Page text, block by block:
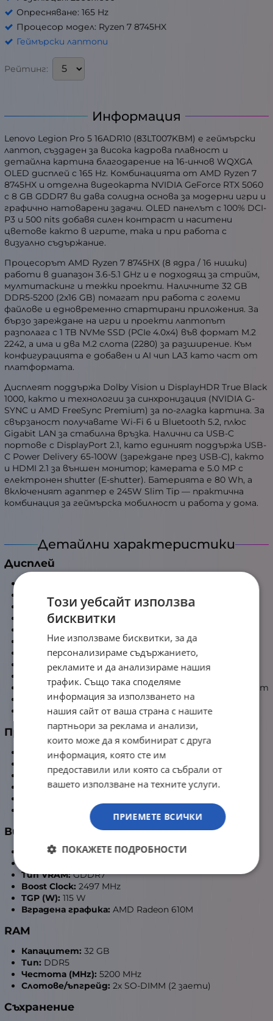
Опресняване: 165 Hz
Процесор модел: Ryzen 7 8745HX
Геймърски лаптопи
Рейтинг:
Информация
Lenovo Legion Pro 5 16ADR10 (83LT007KBM) е геймърски
лаптоп, създаден за висока кадрова плавност и
детайлна картина благодарение на 16-инчов WQXGA
OLED дисплей с 165 Hz. Комбинацията от AMD Ryzen 7
8745HX и отделна видеокарта NVIDIA GeForce RTX 5060
с 8 GB GDDR7 ви дава солидна основа за модерни игри и
графично натоварени задачи. OLED панелът с 100% DCI-
P3 и 500 nits добавя силен контраст и наситени
цветове както в игрите, така и при работа с
визуално съдържание.
Процесорът AMD Ryzen 7 8745HX (8 ядра / 16 нишки)
работи в диапазон 3.6-5.1 GHz и е подходящ за стрийм,
мултитаскинг и тежки проекти. Наличните 32 GB
DDR5-5200 (2x16 GB) помагат при работа с големи
файлове и едновременно стартирани приложения. За
бързо зареждане на игри и проекти лаптопът
разполага с 1 TB NVMe SSD (PCIe 4.0x4) във формат M.2
2242, а има и два M.2 слота (2280) за разширение. Към
конфигурацията е добавен и AI чип LA3 като част от
платформата.
Дисплеят поддържа Dolby Vision и DisplayHDR True Black
1000, както и технологии за синхронизация (NVIDIA G-
SYNC и AMD FreeSync Premium) за по-гладка картина. За
свързаност получавате Wi-Fi 6 и Bluetooth 5.2, плюс
Gigabit LAN за стабилна връзка. Налични са USB-C
портове с DisplayPort 2.1, като единият поддържа USB-
C Power Delivery 65-100W (зареждане през USB-C), както
и HDMI 2.1 за външен монитор; камерата е 5.0 MP с
електронен shutter (E-shutter). Батерията е 80 Wh, а
включеният адаптер е 245W Slim Tip — практична
комбинация за геймърска мобилност и работа у дома.
Детайлни характеристики
Дисплей
Резолюция:
2560x1600 (WQXGA)
Опресняване (Hz):165 Hz
Тип панел:OLED
Покритие:Гланцов
Яркост (nits):500 nits
Цветови обхват: 100% DCI-P3
DisplayHDR True Black 1000
Adaptive Sync:NVIDIA G-SYNC; AMD FreeSync Premium
Dolby Vision:Да
Ниска синя светлина:Да
Процесор
Производител:AMD
Ryzen 7
Модел:Ryzen 7 8745HX
Ядра/нишки: 8C / 16T
8MB L2 / 32MB L3
Видеокарта
Графика (отделна): NVIDIA GeForce RTX 5060
Тип VRAM:GDDR7
Boost Clock: 2497 MHz
TGP (W): 115 W
Вградена графика: AMD Radeon 610M
RAM
Капацитет: 32 GB
Тип: DDR5
Честота (MHz): 5200 MHz
Слотове/ъпгрейд: 2x SO-DIMM (2 заети)
Съхранение
Този уебсайт използва
бисквитки
Ние използваме бисквитки, за да
персонализираме съдържанието,
рекламите и да анализираме нашия
трафик. Също така споделяме
информация за използването на
нашия сайт от ваша страна с нашите
партньори за реклама и анализи,
които може да я комбинират с друга
информация, която сте им
предоставили или която са събрали от
вашето използване на техните услуги.
ПРИЕМЕТЕ ВСИЧКИ
ПОКАЖЕТЕ ПОДРОБНОСТИ